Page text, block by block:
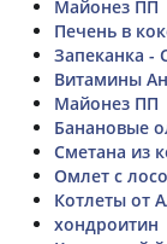
Майонез ПП
Печень в
Запеканка -
Витамины
Майонез ПП
Банановые
Сметана из
Омлет с
Котлеты от
хондроитин